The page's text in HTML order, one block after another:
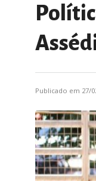
Publicado em 27/